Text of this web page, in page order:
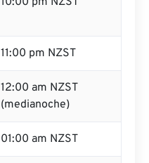
11:00 pm NZST
12:00 am NZST
(medianoche)
01:00 am NZST